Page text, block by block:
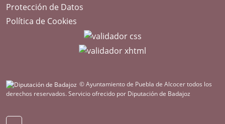
Protección de Datos
Política de Cookies
© Ayuntamiento de Puebla de Alcocer todos los
derechos reservados.Servicio ofrecido por Diputación de Badajoz